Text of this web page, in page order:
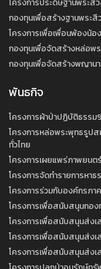
โครงการประดิษฐานพระสี
กองทุนเพื่อสร้างฐานพระสี
โครงการเพื่อเพื่อนพ้องน้
กองทุนเพื่อจัดสร้างหล่อพ
กองทุนเพื่อจัดสร้างพญาน
พันธกิจ
โครงการผ้าป่าปฏิบัติธรรม
โครงการหล่อพระพุทธรูป
ทั่วไทย
โครงการเผยแพร่ภาพยนต
โครงการจัดทำรายการหา
โครงการร่วมกับองค์กรภา
โครงการเพื่อสนับสนุนกอง
โครงการเพื่อสนับสนุนส่ง
โครงการเพื่อสนับสนุนส่ง
โครงการเพื่อสนับสนุนส่ง